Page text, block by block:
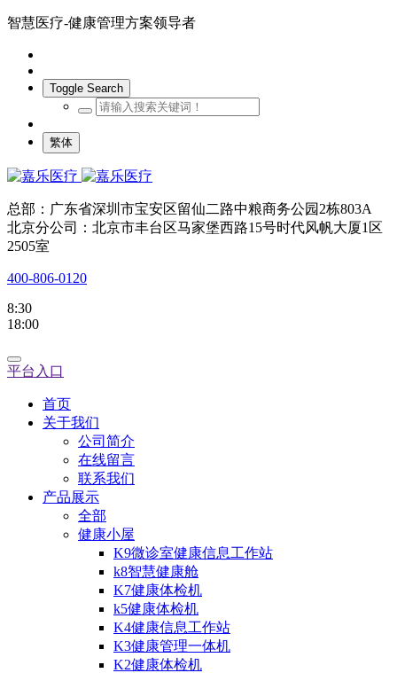
智慧医疗-健康管理方案领导者
Toggle Search
繁体
总部：广东省深圳市宝安区留仙二路中粮商务公园2栋803A
北京分公司：北京市丰台区马家堡西路15号时代风帆大厦1区
2505室
400-806-0120
8:30
18:00
平台入口
首页
关于我们
公司简介
在线留言
联系我们
产品展示
全部
健康小屋
K9微诊室健康信息工作站
k8智慧健康舱
K7健康体检机
k5健康体检机
K4健康信息工作站
K3健康管理一体机
K2健康体检机